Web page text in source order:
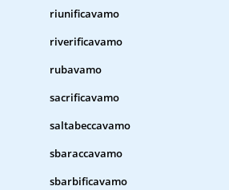
riunificavamo
riverificavamo
rubavamo
sacrificavamo
saltabeccavamo
sbaraccavamo
sbarbificavamo